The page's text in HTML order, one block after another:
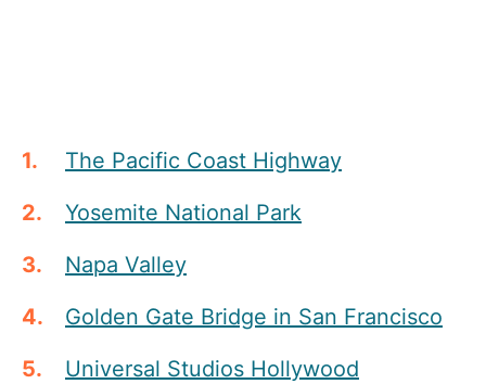
The Pacific Coast Highway
Yosemite National Park
Napa Valley
Golden Gate Bridge in San Francisco
Universal Studios Hollywood